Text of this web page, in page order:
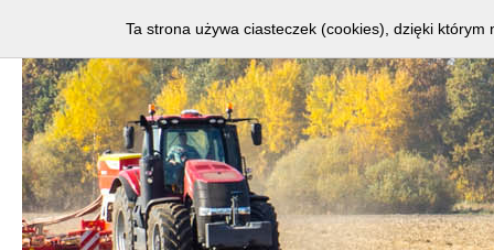
Ta strona używa ciasteczek (cookies), dzięki którym